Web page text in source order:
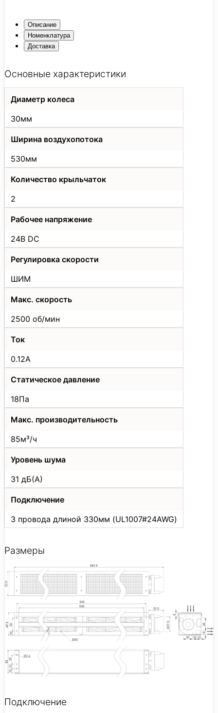
Описание
Номенклатура
Доставка
Основные характеристики
Диаметр колеса
30мм
Ширина воздухопотока
530мм
Количество крыльчаток
2
Рабочее напряжение
24В DC
Регулировка скорости
ШИМ
Макс. скорость
2500 об/мин
Ток
0.12А
Статическое давление
18Па
Макс. производительность
85м³/ч
Уровень шума
31 дБ(А)
Подключение
3 провода длиной 330мм (UL1007#24AWG)
Размеры
Подключение